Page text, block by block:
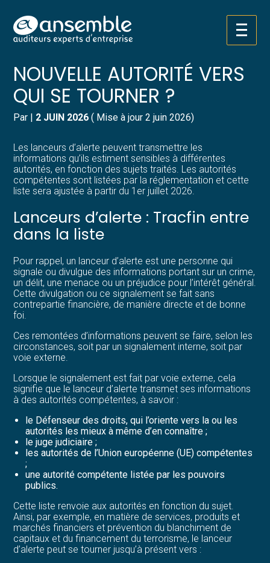
Aller
au
Créer et reprendre une activité
Gérer votre quotidien
Piloter votre entreprise
Développer votre entreprise
Construire votre patrimoine
Structurer votre croissance
Être prêt pour la facturation
électronique
Pilotez votre gestion
Suivre votre comptabilité
Gérer vos ressources humaines
Dématérialiser vos documents
LANCEURS D’ALERTE : UNE
NOUVELLE AUTORITÉ VERS
QUI SE TOURNER ?
Par | 2 JUIN 2026 ( Mise à jour 2 juin 2026)
Les lanceurs d’alerte peuvent transmettre les
informations qu’ils estiment sensibles à différentes
autorités, en fonction des sujets traités. Les autorités
compétentes sont listées par la réglementation et cette
liste sera ajustée à partir du 1er juillet 2026.
Lanceurs d’alerte : Tracfin entre
dans la liste
Pour rappel, un lanceur d’alerte est une personne qui
signale ou divulgue des informations portant sur un crime,
un délit, une menace ou un préjudice pour l’intérêt général.
Cette divulgation ou ce signalement se fait sans
contrepartie financière, de manière directe et de bonne
foi.
Ces remontées d’informations peuvent se faire, selon les
circonstances, soit par un signalement interne, soit par
voie externe.
Lorsque le signalement est fait par voie externe, cela
signifie que le lanceur d’alerte transmet ses informations
à des autorités compétentes, à savoir :
le Défenseur des droits, qui l’oriente vers la ou les
autorités les mieux à même d’en connaître ;
le juge judiciaire ;
les autorités de l’Union européenne (UE) compétentes
;
une autorité compétente listée par les pouvoirs
publics.
Cette liste renvoie aux autorités en fonction du sujet.
Ainsi, par exemple, en matière de services, produits et
marchés financiers et prévention du blanchiment de
capitaux et du financement du terrorisme, le lanceur
d’alerte peut se tourner jusqu’à présent vers :